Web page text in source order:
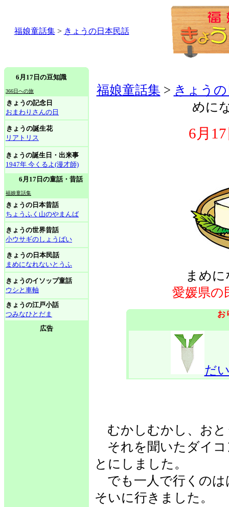
福娘童話集> きょうの日本民話
6月17日の豆知識
366日への旅
きょうの記念日
おまわりさんの日
きょうの誕生花
リアトリス
きょうの誕生日・出来事
1947年 今くるよ(漫才師)
6月17日の童話・昔話
福娘童話集
きょうの日本昔話
ちょうふく山のやまんば
きょうの世界昔話
小ウサギのしょうばい
きょうの日本民話
まめになれないとうふ
きょうのイソップ童話
ウシと車軸
きょうの江戸小話
つみなひとだま
広告
福娘童話集 > きょう
めに
6月
まめ
愛媛県の
お
だ
むかしむかし、おと
それを聞いたダイコ
とにしました。
でも一人で行くのは
そいに行きました。